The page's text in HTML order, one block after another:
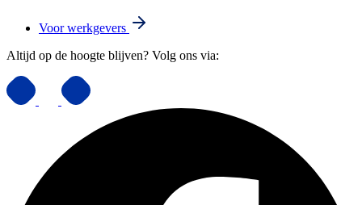
Voor werkgevers
Altijd op de hoogte blijven? Volg ons via: